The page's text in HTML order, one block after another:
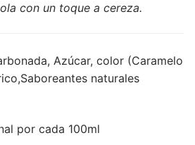
con un toque a cereza.
Azúcar, color (Caramelo
naturales
por cada 100ml